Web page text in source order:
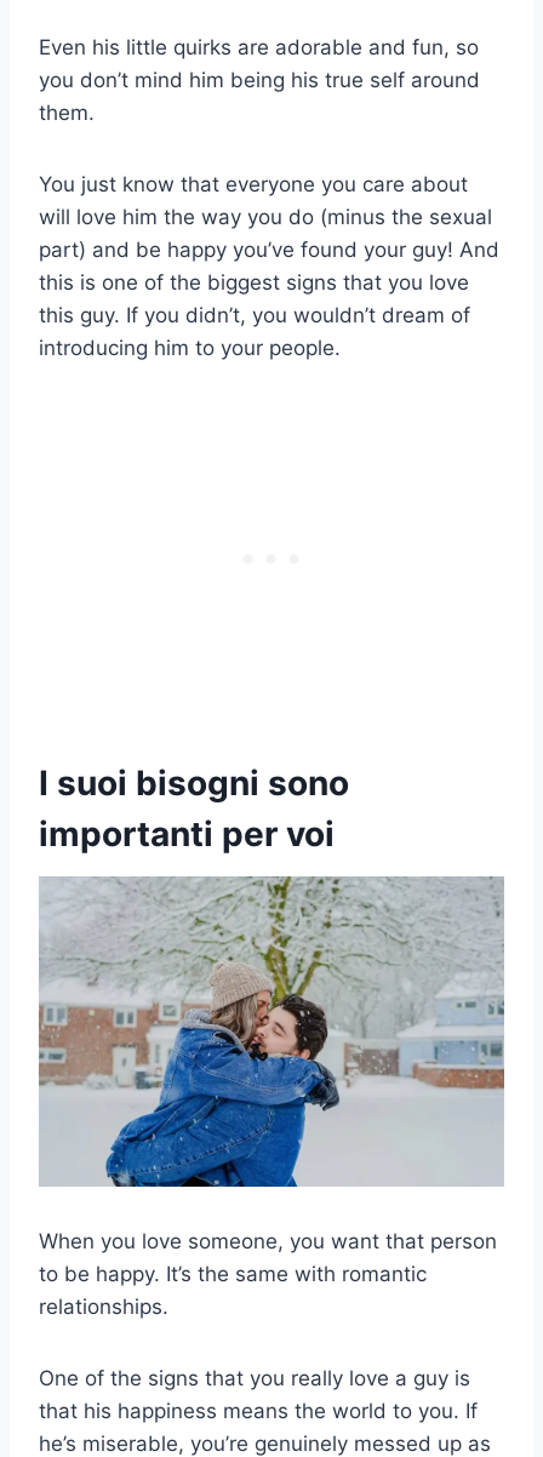
Even his little quirks are adorable and fun, so
you don’t mind him being his true self around
them.
You just know that everyone you care about
will love him the way you do (minus the sexual
part) and be happy you’ve found your guy! And
this is one of the biggest signs that you love
this guy. If you didn’t, you wouldn’t dream of
introducing him to your people.
I suoi bisogni sono
importanti per voi
When you love someone, you want that person
to be happy. It’s the same with romantic
relationships.
One of the signs that you really love a guy is
that his happiness means the world to you. If
he’s miserable, you’re genuinely messed up as